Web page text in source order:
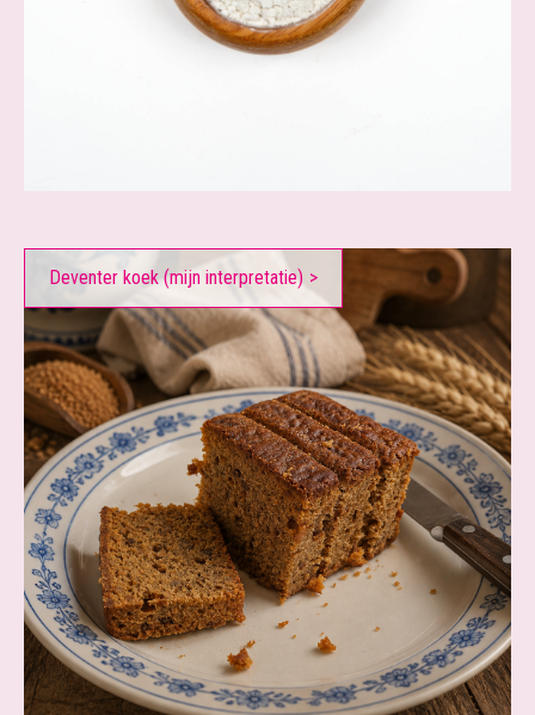
Deventer koek (mijn interpretatie) >